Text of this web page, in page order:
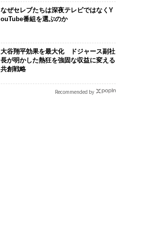
なぜセレブたちは深夜テレビではなくY
ouTube番組を選ぶのか
大谷翔平効果を最大化 ドジャース副社
長が明かした熱狂を強固な収益に変える
共創戦略
Recommended by